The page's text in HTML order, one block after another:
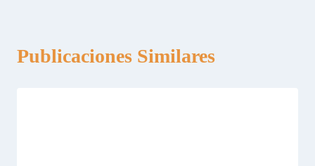
Publicaciones Similares